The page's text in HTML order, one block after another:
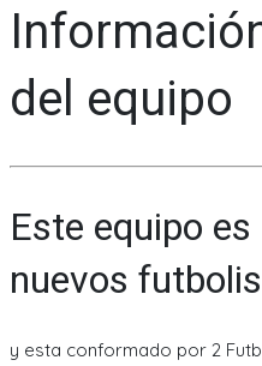
del equipo
Este equipo es
nuevos
y esta conformado por 2